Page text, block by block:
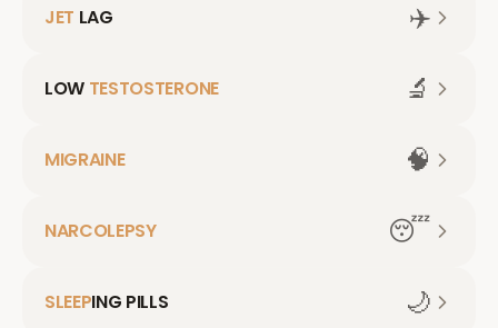
JET LAG ✈️
LOW TESTOSTERONE 🔬
MIGRAINE 🧠
NARCOLEPSY 😴
SLEEPING PILLS 🌙